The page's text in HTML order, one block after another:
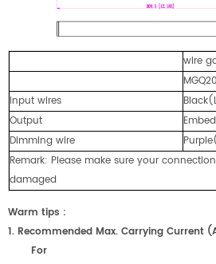
wire
Input wires
Output
Dimming wire
Remark: Please make sure your
damaged
Warm tips :
1. Recommended Max. Carrying Current
For